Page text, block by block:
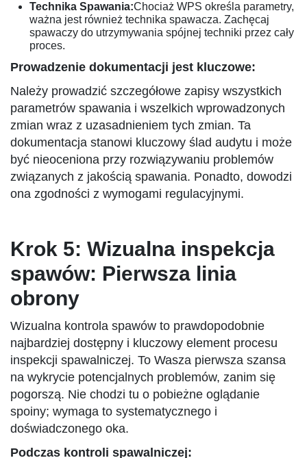
Technika Spawania:Chociaż WPS określa parametry,
ważna jest również technika spawacza. Zachęcaj
spawaczy do utrzymywania spójnej techniki przez cały
proces.
Prowadzenie dokumentacji jest kluczowe:
Należy prowadzić szczegółowe zapisy wszystkich
parametrów spawania i wszelkich wprowadzonych
zmian wraz z uzasadnieniem tych zmian. Ta
dokumentacja stanowi kluczowy ślad audytu i może
być nieoceniona przy rozwiązywaniu problemów
związanych z jakością spawania. Ponadto, dowodzi
ona zgodności z wymogami regulacyjnymi.
Krok 5: Wizualna inspekcja
spawów: Pierwsza linia
obrony
Wizualna kontrola spawów to prawdopodobnie
najbardziej dostępny i kluczowy element procesu
inspekcji spawalniczej. To Wasza pierwsza szansa
na wykrycie potencjalnych problemów, zanim się
pogorszą. Nie chodzi tu o pobieżne oglądanie
spoiny; wymaga to systematycznego i
doświadczonego oka.
Podczas kontroli spawalniczej: